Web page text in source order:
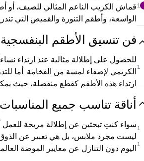
1
1
1
1
قماش الكريب الناعم المثالي للصيف، أو
الواسعة، وأطقم التنورة والقميص التي
فن تنسيق الأطقم البنفسجية
للحصول على إطلالة مثالية عند ارتداء
الكريمي لإضفاء لمسة من الفخامة. أما
ارتداء هذه الأطقم كقطع منفصلة، حيث
أناقة تناسب جميع المناسبات
سواء كنتِ تبحثين عن إطلالة مريحة للعمل
ليست مجرد ملابس، بل هي تعبير عن الذوق
اليوم دون التنازل عن معايير الموضة